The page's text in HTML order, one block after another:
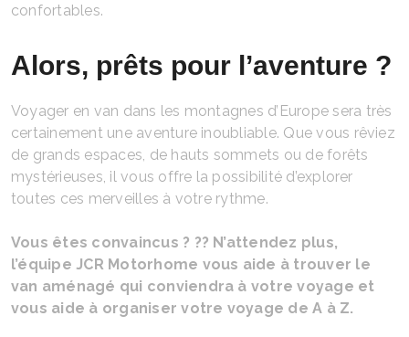
confortables.
Alors, prêts pour l’aventure ?
Voyager en van dans les montagnes d’Europe sera très
certainement une aventure inoubliable. Que vous rêviez
de grands espaces, de hauts sommets ou de forêts
mystérieuses, il vous offre la possibilité d’explorer
toutes ces merveilles à votre rythme.
Vous êtes convaincus ? ?? N’attendez plus,
l’équipe JCR Motorhome vous aide à trouver le
van aménagé qui conviendra à votre voyage et
vous aide à organiser votre voyage de A à Z.